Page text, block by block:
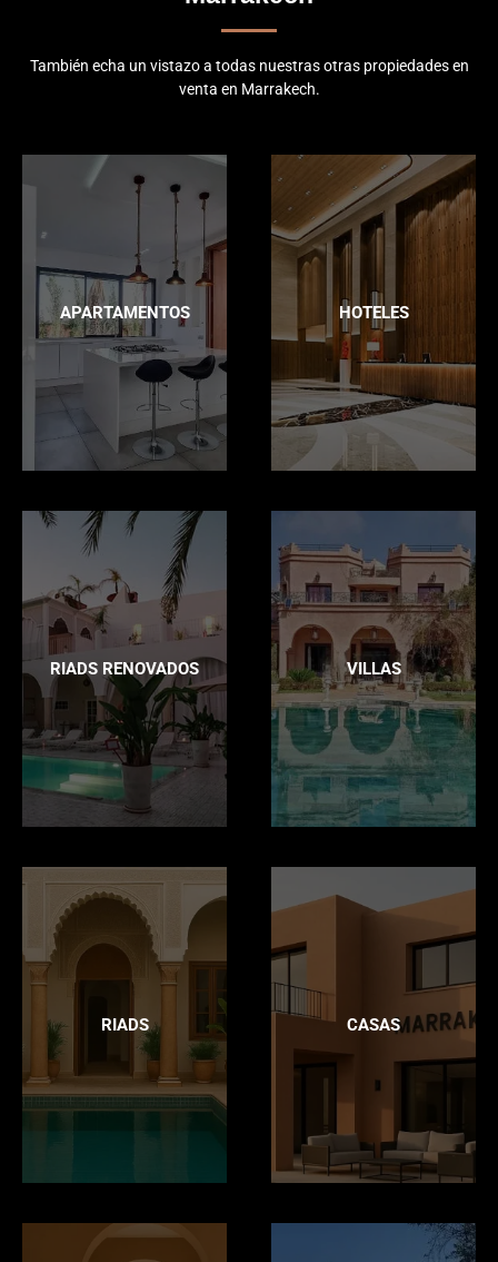
También echa un vistazo a todas nuestras otras propiedades en
venta en Marrakech.
APARTAMENTOS HOTELES
RIADS RENOVADOS VILLAS
RIADS CASAS